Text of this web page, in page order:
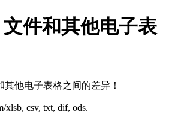
文件和其他电子表
其他电子表格之间的差异！
csv, txt, dif, ods.